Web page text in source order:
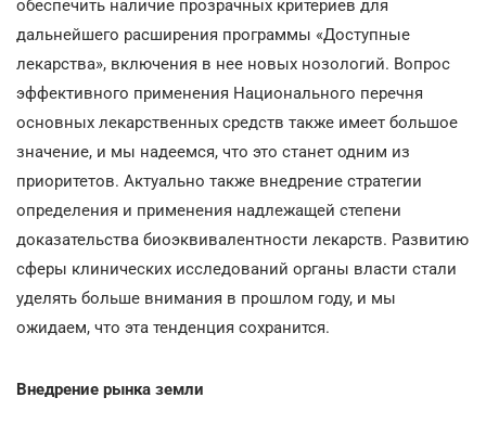
обеспечить наличие прозрачных критериев для
дальнейшего расширения программы «Доступные
лекарства», включения в нее новых нозологий. Вопрос
эффективного применения Национального перечня
основных лекарственных средств также имеет большое
значение, и мы надеемся, что это станет одним из
приоритетов. Актуально также внедрение стратегии
определения и применения надлежащей степени
доказательства биоэквивалентности лекарств. Развитию
сферы клинических исследований органы власти стали
уделять больше внимания в прошлом году, и мы
ожидаем, что эта тенденция сохранится.
Внедрение рынка земли